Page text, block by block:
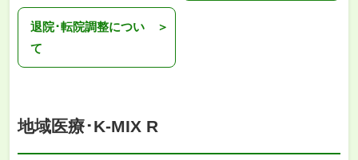
退院･転院調整につい
て
地域医療･K-MIX R